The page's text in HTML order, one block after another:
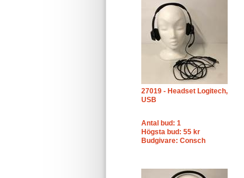
27019 - Headset Logitech,
USB
Antal bud: 1
Högsta bud: 55 kr
Budgivare: Consch